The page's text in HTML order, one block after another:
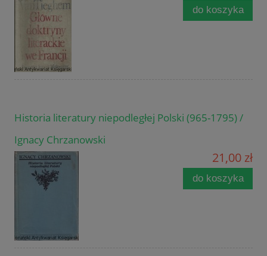
do koszyka
Historia literatury niepodległej Polski (965-1795) /
Ignacy Chrzanowski
21,00 zł
do koszyka